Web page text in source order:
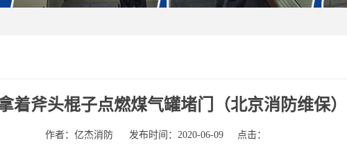
着斧头棍子点燃煤气罐堵门（北京消防维保）
作者：亿杰消防 发布时间：2020-06-09 点击：